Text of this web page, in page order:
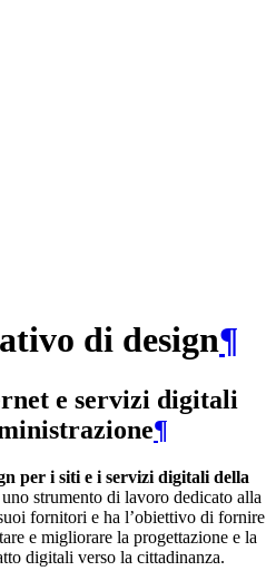
di design¶
e servizi digitali
¶
per i siti e i servizi digitali della
uno strumento di lavoro dedicato alla
fornitori e ha l’obiettivo di fornire
e migliorare la progettazione e la
digitali verso la cittadinanza.